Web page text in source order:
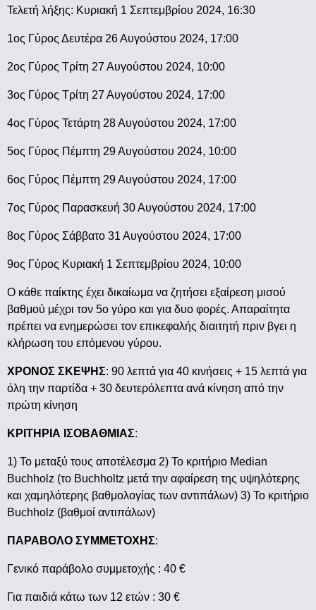
Τελετή λήξης: Κυριακή 1 Σεπτεμβρίου 2024, 16:30
1ος Γύρος Δευτέρα 26 Αυγούστου 2024, 17:00
2ος Γύρος Τρίτη 27 Αυγούστου 2024, 10:00
3ος Γύρος Τρίτη 27 Αυγούστου 2024, 17:00
4ος Γύρος Τετάρτη 28 Αυγούστου 2024, 17:00
5ος Γύρος Πέμπτη 29 Αυγούστου 2024, 10:00
6ος Γύρος Πέμπτη 29 Αυγούστου 2024, 17:00
7ος Γύρος Παρασκευή 30 Αυγούστου 2024, 17:00
8ος Γύρος Σάββατο 31 Αυγούστου 2024, 17:00
9ος Γύρος Κυριακή 1 Σεπτεμβρίου 2024, 10:00
Ο κάθε παίκτης έχει δικαίωμα να ζητήσει εξαίρεση μισού
βαθμού μέχρι τον 5ο γύρο και για δυο φορές. Απαραίτητα
πρέπει να ενημερώσει τον επικεφαλής διαιτητή πριν βγει η
κλήρωση του επόμενου γύρου.
ΧΡΟΝΟΣ ΣΚΕΨΗΣ: 90 λεπτά για 40 κινήσεις + 15 λεπτά για
όλη την παρτίδα + 30 δευτερόλεπτα ανά κίνηση από την
πρώτη κίνηση
ΚΡΙΤΗΡΙΑ ΙΣΟΒΑΘΜΙΑΣ:
1) Το μεταξύ τους αποτέλεσμα 2) Το κριτήριο Median
Buchholz (το Buchholtz μετά την αφαίρεση της υψηλότερης
και χαμηλότερης βαθμολογίας των αντιπάλων) 3) Το κριτήριο
Buchholz (βαθμοί αντιπάλων)
ΠΑΡΑΒΟΛΟ ΣΥΜΜΕΤΟΧΗΣ:
Γενικό παράβολο συμμετοχής : 40 €
Για παιδιά κάτω των 12 ετών : 30 €